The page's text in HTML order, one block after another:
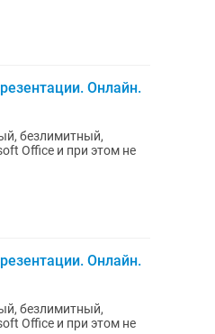
Онлайн.
Office и при этом не
Онлайн.
Office и при этом не